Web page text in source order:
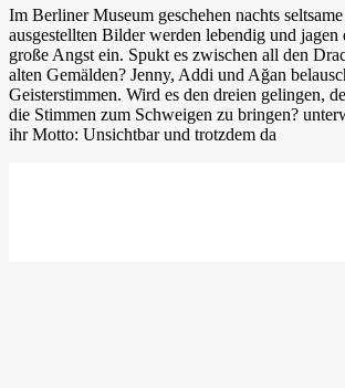
Im Berliner Museum geschehen nachts
ausgestellten Bilder werden lebendig und jagen
große Angst ein. Spukt es zwischen all den
alten Gemälden? Jenny, Addi und Ağan
Geisterstimmen. Wird es den dreien gelingen,
die Stimmen zum Schweigen zu bringen?
ihr Motto: Unsichtbar und trotzdem da